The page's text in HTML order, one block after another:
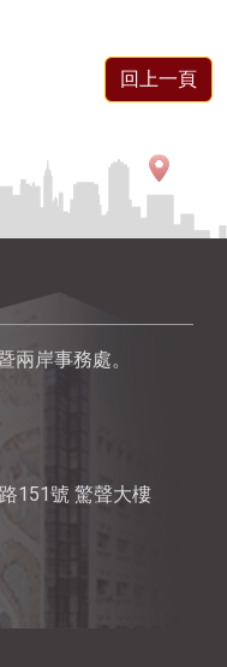
回上一頁
兩岸事務處。
151號 驚聲大樓